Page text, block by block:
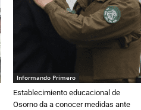
Informando Primero
Establecimiento educacional de
Osorno da a conocer medidas ante